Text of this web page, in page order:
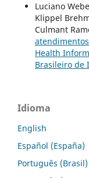
Luciano
Klippel
Culmant
Health
Brasileiro de
Idioma
English
Español (España)
Português (Brasil)